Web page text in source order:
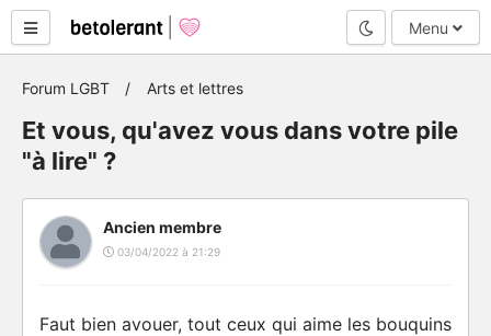
Mode nuit
Menu
Forum LGBT Arts et lettres
Et vous, qu'avez vous dans votre pile
"à lire" ?
Ancien membre
03/04/2022 à 21:29
Faut bien avouer, tout ceux qui aime les bouquins